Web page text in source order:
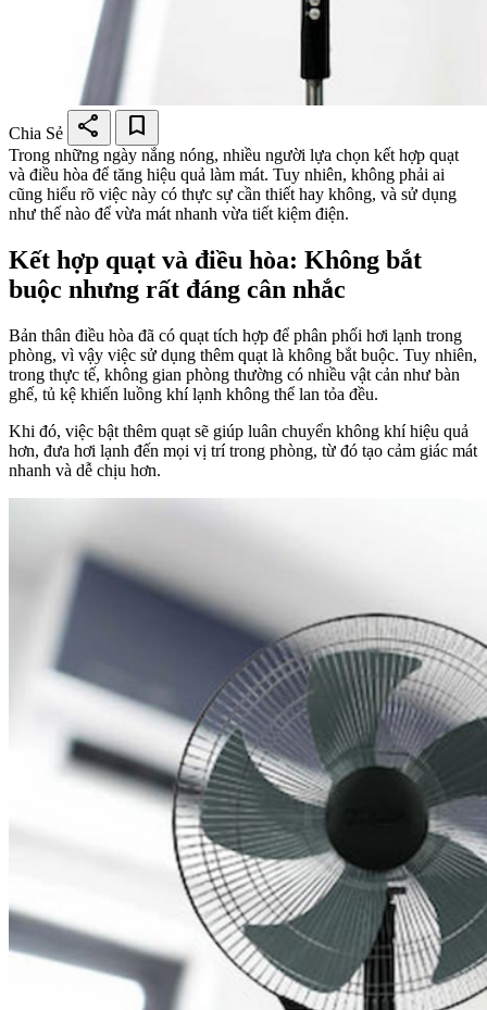
Chia Sẻ share bookmark
Trong những ngày nắng nóng, nhiều người lựa chọn kết hợp quạt
và điều hòa để tăng hiệu quả làm mát. Tuy nhiên, không phải ai
cũng hiểu rõ việc này có thực sự cần thiết hay không, và sử dụng
như thế nào để vừa mát nhanh vừa tiết kiệm điện.
Kết hợp quạt và điều hòa: Không bắt
buộc nhưng rất đáng cân nhắc​
Bản thân điều hòa đã có quạt tích hợp để phân phối hơi lạnh trong
phòng, vì vậy việc sử dụng thêm quạt là không bắt buộc. Tuy nhiên,
trong thực tế, không gian phòng thường có nhiều vật cản như bàn
ghế, tủ kệ khiến luồng khí lạnh không thể lan tỏa đều.
Khi đó, việc bật thêm quạt sẽ giúp luân chuyển không khí hiệu quả
hơn, đưa hơi lạnh đến mọi vị trí trong phòng, từ đó tạo cảm giác mát
nhanh và dễ chịu hơn.